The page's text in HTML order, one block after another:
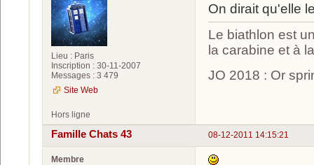
Lieu : Paris
Inscription : 30-11-2007
Messages : 3 479
Site Web
On dirait qu'elle
Le biathlon est
la carabine et à
JO 2018 : Or
Hors ligne
08-12-2011 14:15:21
Famille Chats 43
Membre